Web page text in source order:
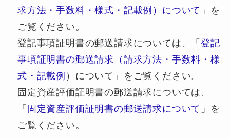
求方法・手数料・様式・記載例）について 」を
ご覧ください。
登記事項証明書の郵送請求については、「登記
事項証明書の郵送請求（請求方法・手数料・様
式・記載例 ）について」をご覧ください。
固定資産評価証明書の郵送請求については、
「 固定資産評価証明書の郵送請求について 」を
ご覧ください。